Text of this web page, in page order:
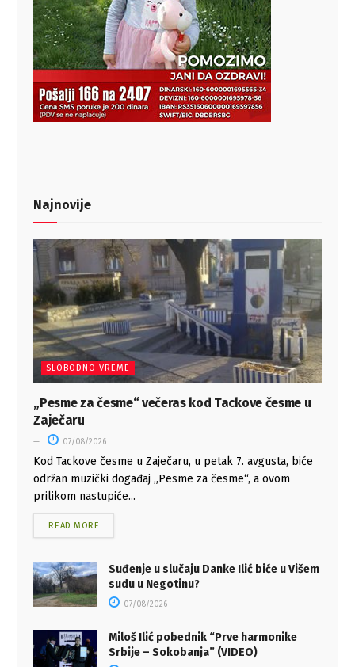
Najnovije
SLOBODNO VREME
„Pesme za česme“ večeras kod Tackove česme u
Zaječaru
07/08/2026
Kod Tackove česme u Zaječaru, u petak 7. avgusta, biće
održan muzički događaj „Pesme za česme“, a ovom
prilikom nastupiće...
READ MORE
Suđenje u slučaju Danke Ilić biće u Višem
sudu u Negotinu?
07/08/2026
Miloš Ilić pobednik “Prve harmonike
Srbije – Sokobanja” (VIDEO)